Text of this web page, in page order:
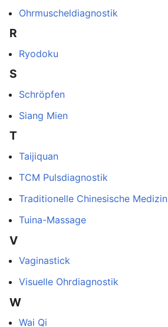
Ohrmuscheldiagnostik
R
Ryodoku
S
Schröpfen
Siang Mien
T
Taijiquan
TCM Pulsdiagnostik
Traditionelle Chinesische Medizin
Tuina-Massage
V
Vaginastick
Visuelle Ohrdiagnostik
W
Wai Qi